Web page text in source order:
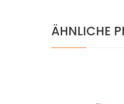
ÄHNLICHE